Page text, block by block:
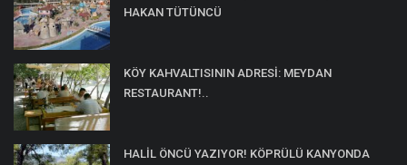
HAKAN TÜTÜNCÜ
KÖY KAHVALTISININ ADRESİ: MEYDAN
RESTAURANT!..
HALİL ÖNCÜ YAZIYOR! KÖPRÜLÜ KANYONDA